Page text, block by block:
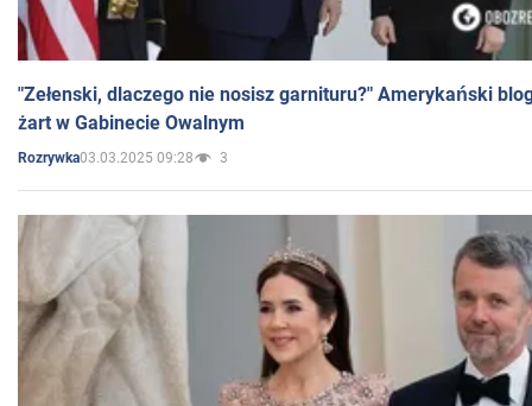
"Zełenski, dlaczego nie nosisz garnituru?" Amerykański
żart w Gabinecie Owalnym
Rozrywka03.03.2025 09:28 3